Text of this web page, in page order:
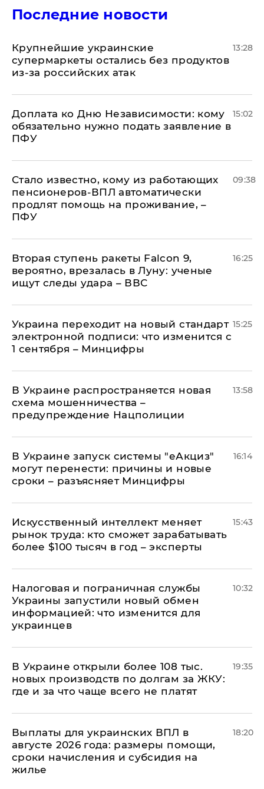
Последние новости
Крупнейшие украинские
супермаркеты остались без продуктов
из-за российских атак
13:28
Доплата ко Дню Независимости: кому
обязательно нужно подать заявление в
ПФУ
15:02
Стало известно, кому из работающих
пенсионеров-ВПЛ автоматически
продлят помощь на проживание, –
ПФУ
09:38
Вторая ступень ракеты Falcon 9,
вероятно, врезалась в Луну: ученые
ищут следы удара – ВВС
16:25
Украина переходит на новый стандарт
электронной подписи: что изменится с
1 сентября – Минцифры
15:25
В Украине распространяется новая
схема мошенничества –
предупреждение Нацполиции
13:58
В Украине запуск системы "еАкциз"
могут перенести: причины и новые
сроки – разъясняет Минцифры
16:14
Искусственный интеллект меняет
рынок труда: кто сможет зарабатывать
более $100 тысяч в год – эксперты
15:43
Налоговая и пограничная службы
Украины запустили новый обмен
информацией: что изменится для
украинцев
10:32
В Украине открыли более 108 тыс.
новых производств по долгам за ЖКУ:
где и за что чаще всего не платят
19:35
Выплаты для украинских ВПЛ в
августе 2026 года: размеры помощи,
сроки начисления и субсидия на
жилье
18:20